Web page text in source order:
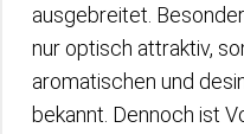
ausgebreitet.
nur optisch attraktiv,
aromatischen und
bekannt. Dennoch ist